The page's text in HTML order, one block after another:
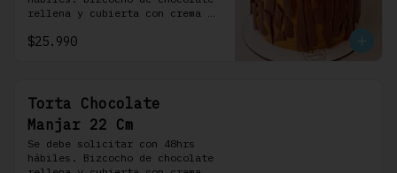
rellena y cubierta con crema
profiteroles.
$25.990
Torta Chocolate
Manjar 22 Cm
Se debe solicitar con 48hrs
hábiles. Bizcocho de chocolate